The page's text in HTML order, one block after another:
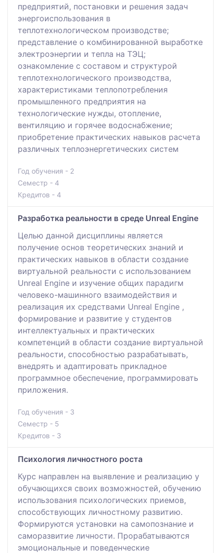
предприятий, постановки и решения задач
энергоиспользования в
теплотехнологическом производстве;
представление о комбинированной выработке
электроэнергии и тепла на ТЭЦ;
ознакомление с составом и структурой
теплотехнологического производства,
характеристиками теплопотребления
промышленного предприятия на
технологические нужды, отопление,
вентиляцию и горячее водоснабжение;
приобретение практических навыков расчета
различных теплоэнергетических систем
Год обучения - 2
Семестр - 4
Кредитов - 4
Разработка реальности в среде Unreal Engine
Целью данной дисциплины является
получение основ теоретических знаний и
практических навыков в области создание
виртуальной реальности с использованием
Unreal Engine и изучение общих парадигм
человеко-машинного взаимодействия и
реализация их средствами Unreal Engine ,
формирование и развитие у студентов
интеллектуальных и практических
компетенций в области создание виртуальной
реальности, способностью разрабатывать,
внедрять и адаптировать прикладное
программное обеспечение, программировать
приложения.
Год обучения - 3
Семестр - 5
Кредитов - 3
Психология личностного роста
Курс направлен на выявление и реализацию у
обучающихся своих возможностей, обучению
использования психологических приемов,
способствующих личностному развитию.
Формируются установки на самопознание и
саморазвитие личности. Прорабатываются
эмоциональные и поведенческие